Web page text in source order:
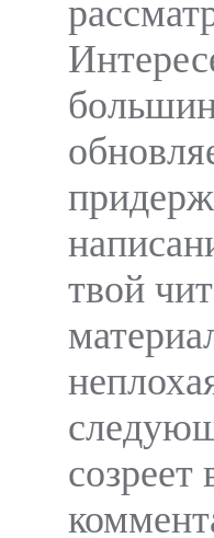
твой